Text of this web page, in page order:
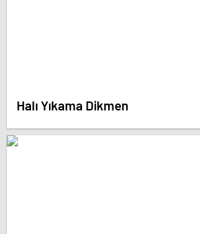
Halı Yıkama Dikmen